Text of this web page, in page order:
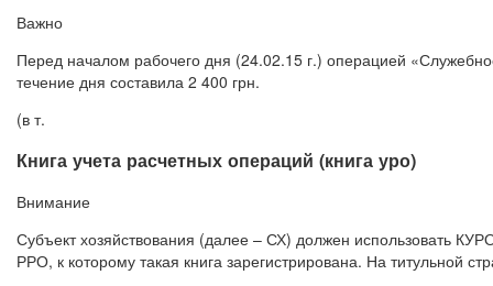
Важно
Перед началом рабочего дня (24.02.15 г.) операцией
течение дня составила 2 400 грн.
(в т.
Книга учета расчетных операций (книга уро)
Внимание
Субъект хозяйствования (далее – СХ) должен использовать
РРО, к которому такая книга зарегистрирована. На титульной